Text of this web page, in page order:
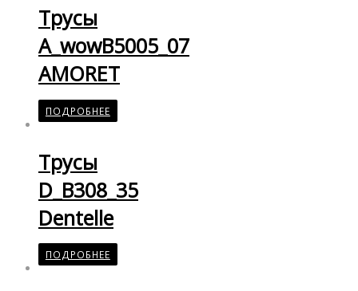
Трусы
A_wowB5005_07
AMORET
ПОДРОБНЕЕ
Трусы
D_B308_35
Dentelle
ПОДРОБНЕЕ